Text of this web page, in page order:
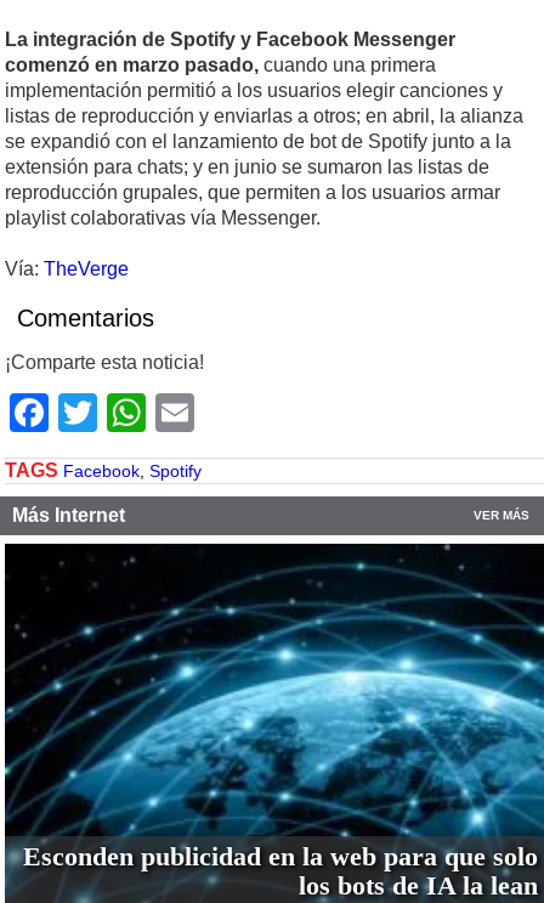
La integración de Spotify y Facebook Messenger
comenzó en marzo pasado, cuando una primera
implementación permitió a los usuarios elegir canciones y
listas de reproducción y enviarlas a otros; en abril, la alianza
se expandió con el lanzamiento de bot de Spotify junto a la
extensión para chats; y en junio se sumaron las listas de
reproducción grupales, que permiten a los usuarios armar
playlist colaborativas vía Messenger.
Vía: TheVerge
Comentarios
¡Comparte esta noticia!
Facebook
TwitterWhatsApp
TAGS Facebook Spotify
Más Internet VER MÁS
Esconden publicidad en la web para que solo
los bots de IA la lean